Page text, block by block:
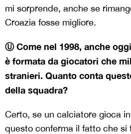
mi sorprende, anche se
Croazia fosse migliore.
Ⓤ Come nel 1998, anche
è formata da giocatori che
stranieri. Quanto conta
della squadra?
Certo, se un calciatore gioca
questo conferma il fatto che